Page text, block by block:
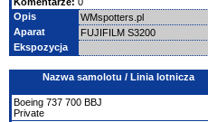
Opis
WMspotters.pl
Aparat
FUJIFILM S3200
Ekspozycja
Nazwa samolotu / Linia lotnicza
Boeing 737 700 BBJ
Private